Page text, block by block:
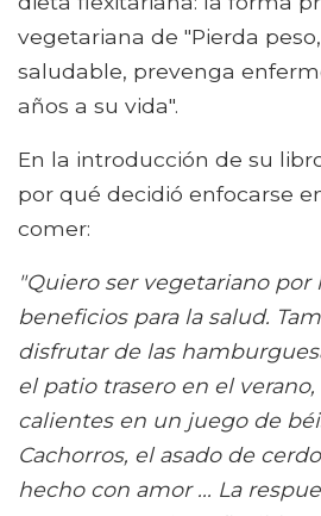
vegetariana de "Pierda
saludable, prevenga
años a su vida".
En la introducción de su
por qué decidió enfocarse
comer:
"Quiero ser vegetariano
beneficios para la salud.
disfrutar de las
el patio trasero en el
calientes en un juego de
Cachorros, el asado de
hecho con amor ... La